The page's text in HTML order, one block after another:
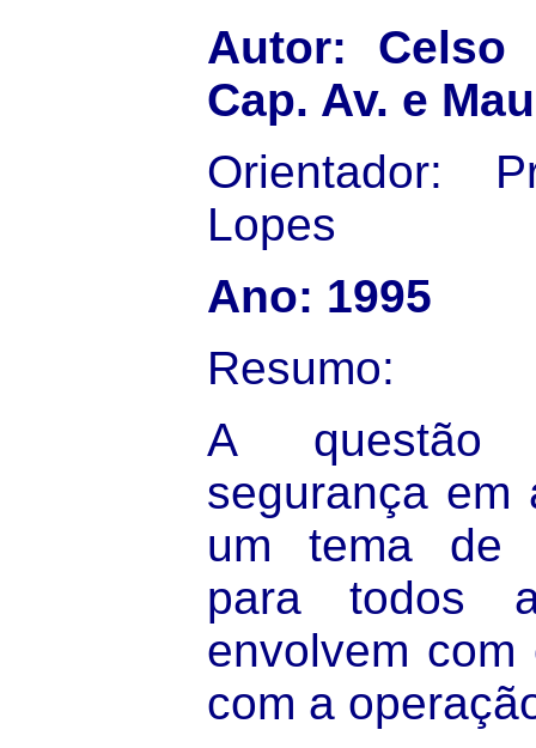
Autor: Celso
Cap. Av. e
Orientador:
Lopes
Ano: 1995
Resumo:
A questão
segurança em
um tema de
para todos
envolvem
com a